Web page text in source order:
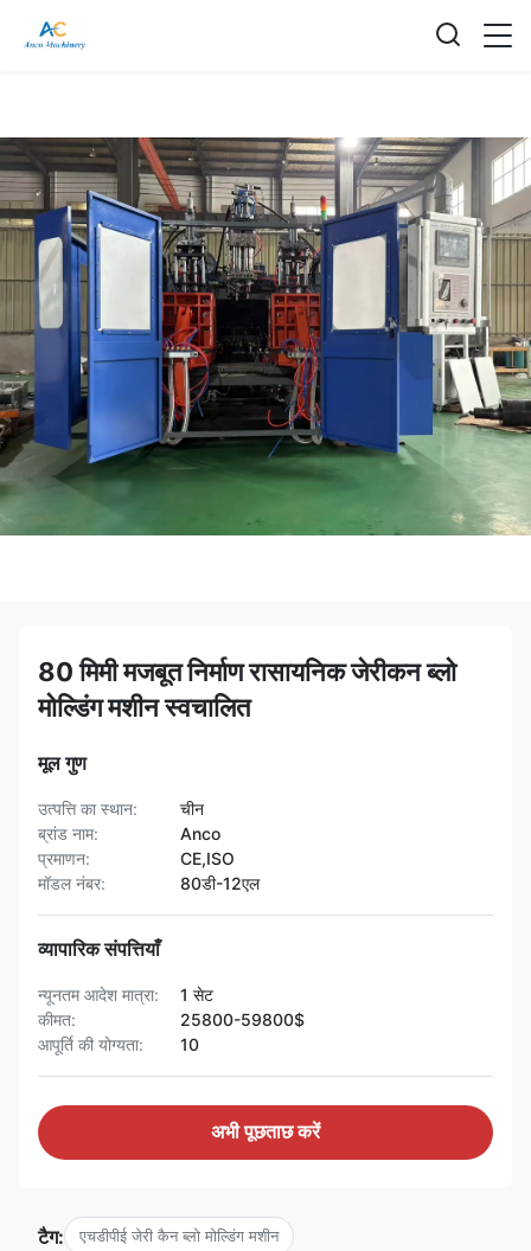
80 मिमी मजबूत निर्माण रासायनिक जेरीकन ब्लो
मोल्डिंग मशीन स्वचालित
मूल गुण
उत्पत्ति का स्थान:
चीन
ब्रांड नाम:
Anco
प्रमाणन:
CE,ISO
मॉडल नंबर:
80डी-12एल
व्यापारिक संपत्तियाँ
न्यूनतम आदेश मात्रा:
1 सेट
कीमत:
25800-59800$
आपूर्ति की योग्यता:
10
अभी पूछताछ करें
टैग: एचडीपीई जेरी कैन ब्लो मोल्डिंग मशीन